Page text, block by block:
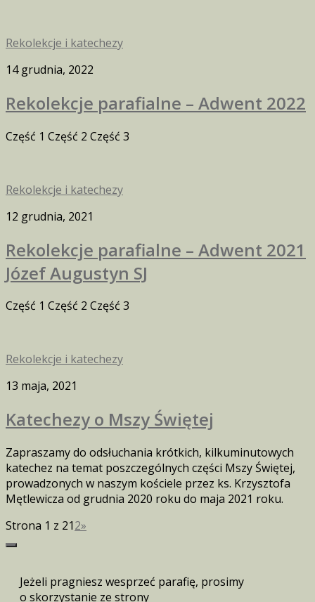
Rekolekcje i katechezy
14 grudnia, 2022
Rekolekcje parafialne – Adwent 2022
Część 1 Część 2 Część 3
Rekolekcje i katechezy
12 grudnia, 2021
Rekolekcje parafialne – Adwent 2021
Józef Augustyn SJ
Część 1 Część 2 Część 3
Rekolekcje i katechezy
13 maja, 2021
Katechezy o Mszy Świętej
Zapraszamy do odsłuchania krótkich, kilkuminutowych
katechez na temat poszczególnych części Mszy Świętej,
prowadzonych w naszym kościele przez ks. Krzysztofa
Mętlewicza od grudnia 2020 roku do maja 2021 roku.
Strona 1 z 212»
Jeżeli pragniesz wesprzeć parafię, prosimy
o skorzystanie ze strony